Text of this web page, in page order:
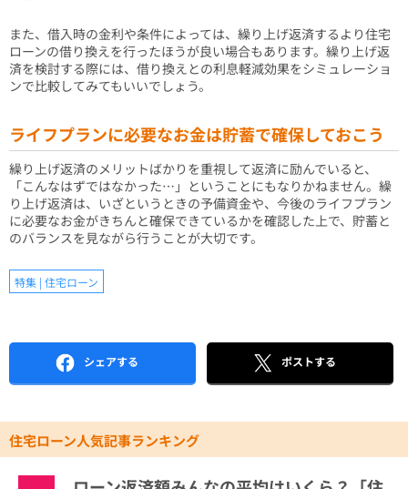
また、借入時の金利や条件によっては、繰り上げ返済するより住宅
ローンの借り換えを行ったほうが良い場合もあります。繰り上げ返
済を検討する際には、借り換えとの利息軽減効果をシミュレーショ
ンで比較してみてもいいでしょう。
ライフプランに必要なお金は貯蓄で確保しておこう
繰り上げ返済のメリットばかりを重視して返済に励んでいると、
「こんなはずではなかった…」ということにもなりかねません。繰
り上げ返済は、いざというときの予備資金や、今後のライフプラン
に必要なお金がきちんと確保できているかを確認した上で、貯蓄と
のバランスを見ながら行うことが大切です。
特集 | 住宅ローン
シェアする ポストする
住宅ローン人気記事ランキング